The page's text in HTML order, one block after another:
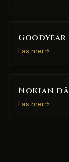
Goodyear
Läs mer
Nokian
Läs mer